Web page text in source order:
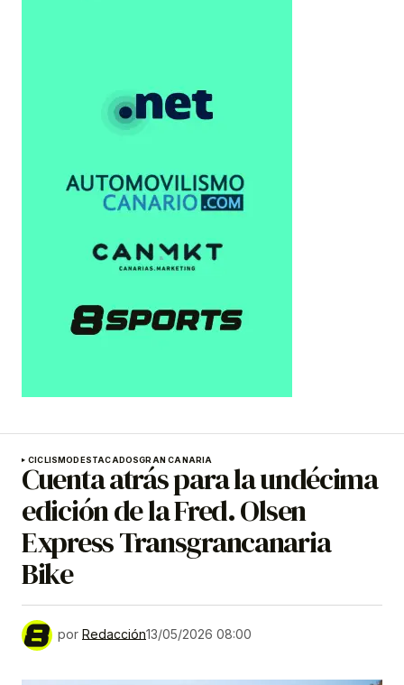
CICLISMODESTACADOSGRAN CANARIA
Cuenta atrás para la undécima
edición de la Fred. Olsen
Express Transgrancanaria
Bike
por Redacción13/05/2026 08:00